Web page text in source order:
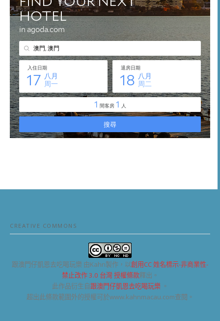
CREATIVE COMMONS
跟澳門仔凱恩去吃喝玩樂 由Kahn製作，以創用CC 姓名標示-非商業性-
禁止改作 3.0 台灣 授權條款釋出。
此作品衍生自跟澳門仔凱恩去吃喝玩樂 。
超出此條款範圍外的授權可於www.kahnmacau.com查閱。